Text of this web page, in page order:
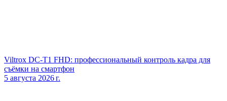
Viltrox DC‑T1 FHD: профессиональный контроль кадра для
съёмки на смартфон
5 августа 2026 г.